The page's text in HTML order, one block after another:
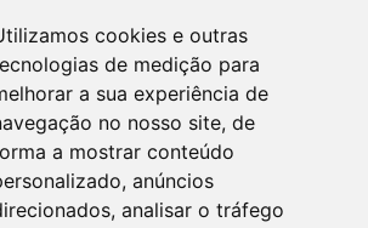
cookies e outras
de medição para
a sua experiência de
no nosso site, de
a mostrar conteúdo
anúncios
analisar o tráfego
Econômicas
do BCB
do BCB e Cosif-e
Diárias Governamentais
da República
Nacionais Reguladoras
Textos